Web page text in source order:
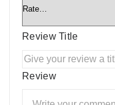
Review Title
Review